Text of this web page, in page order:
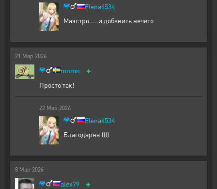
Elena4534
Маэстро.... и добавить нечего
21 Мар 2026
mnmn +
Просто так!
22 Мар 2026
Elena4534
Благодарна ))))
8 Мар 2026
alex79 +